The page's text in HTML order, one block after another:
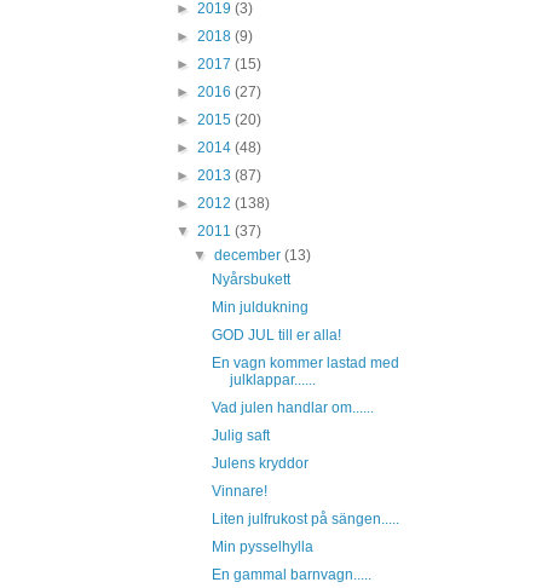
► 2019 (3)
► 2018 (9)
► 2017 (15)
► 2016 (27)
► 2015 (20)
► 2014 (48)
► 2013 (87)
► 2012 (138)
▼ 2011 (37)
▼december(13)
Nyårsbukett
Min juldukning
GOD JUL till er alla!
En vagn kommer lastad med
julklappar......
Vad julen handlar om......
Julig saft
Julens kryddor
Vinnare!
Liten julfrukost på sängen.....
Min pysselhylla
En gammal barnvagn.....